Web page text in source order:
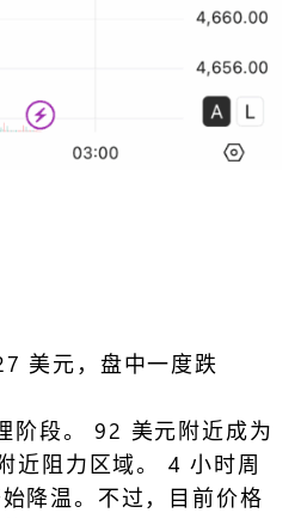
美元，盘中一度跌
阶段。 92 美元附近成为
近阻力区域。 4 小时周
降温。不过，目前价格